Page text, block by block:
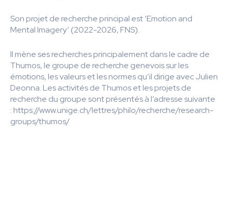
Son projet de recherche principal est ‘Emotion and
Mental Imagery’ (2022-2026, FNS).
Il mène ses recherches principalement dans le cadre de
Thumos, le groupe de recherche genevois sur les
émotions, les valeurs et les normes qu’il dirige avec Julien
Deonna. Les activités de Thumos et les projets de
recherche du groupe sont présentés à l’adresse suivante
: https://www.unige.ch/lettres/philo/recherche/research-
groups/thumos/